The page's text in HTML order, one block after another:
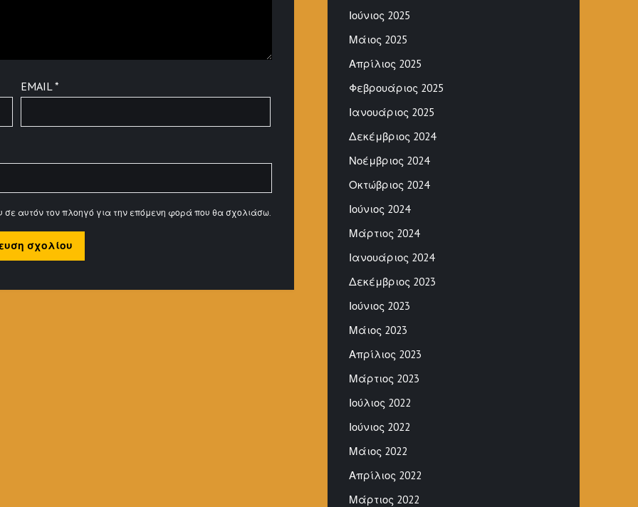
EMAIL *
σε αυτόν τον πλοηγό για την επόμενη φορά που θα σχολιάσω.
Ιούνιος 2025
Μάιος 2025
Απρίλιος 2025
Φεβρουάριος 2025
Ιανουάριος 2025
Δεκέμβριος 2024
Νοέμβριος 2024
Οκτώβριος 2024
Ιούνιος 2024
Μάρτιος 2024
Ιανουάριος 2024
Δεκέμβριος 2023
Ιούνιος 2023
Μάιος 2023
Απρίλιος 2023
Μάρτιος 2023
Ιούλιος 2022
Ιούνιος 2022
Μάιος 2022
Απρίλιος 2022
Μάρτιος 2022